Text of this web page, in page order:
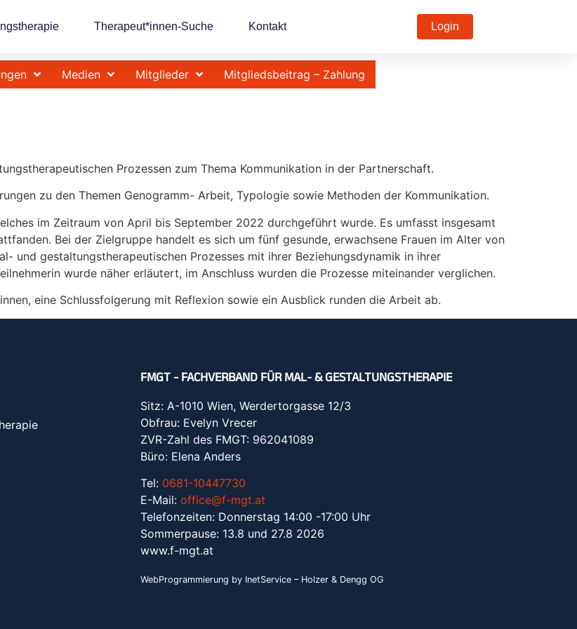
Therapeut*innen-Suche Kontakt Login
Medien Mitglieder Mitgliedsbeitrag – Zahlung
Prozessen zum Thema Kommunikation in der Partnerschaft.
zu den Themen Genogramm- Arbeit, Typologie sowie Methoden der Kommunikation.
im Zeitraum von April bis September 2022 durchgeführt wurde. Es umfasst insgesamt
Bei der Zielgruppe handelt es sich um fünf gesunde, erwachsene Frauen im Alter von
und gestaltungstherapeutischen Prozesses mit ihrer Beziehungsdynamik in ihrer
wurde näher erläutert, im Anschluss wurden die Prozesse miteinander verglichen.
eine Schlussfolgerung mit Reflexion sowie ein Ausblick runden die Arbeit ab.
FMGT - FACHVERBAND FÜR MAL- & GESTALTUNGSTHERAPIE
Sitz: A-1010 Wien, Werdertorgasse 12/3
Obfrau: Evelyn Vrecer
ZVR-Zahl des FMGT: 962041089
Büro: Elena Anders
Tel: 0681-10447730
E-Mail: office@f-mgt.at
Telefonzeiten: Donnerstag 14:00 -17:00 Uhr
Sommerpause: 13.8 und 27.8 2026
www.f-mgt.at
WebProgrammierung by InetService – Holzer & Dengg OG